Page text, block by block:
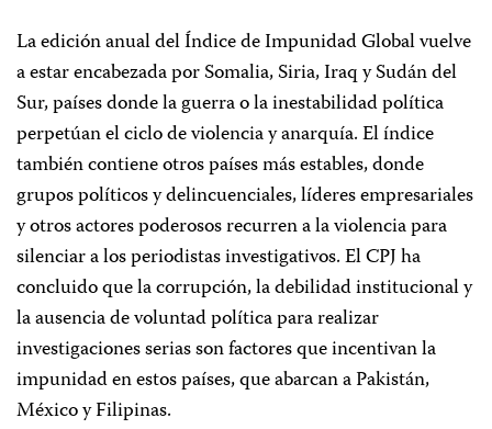
La edición anual del Índice de Impunidad Global vuelve
a estar encabezada por Somalia, Siria, Iraq y Sudán del
Sur, países donde la guerra o la inestabilidad política
perpetúan el ciclo de violencia y anarquía. El índice
también contiene otros países más estables, donde
grupos políticos y delincuenciales, líderes empresariales
y otros actores poderosos recurren a la violencia para
silenciar a los periodistas investigativos. El CPJ ha
concluido que la corrupción, la debilidad institucional y
la ausencia de voluntad política para realizar
investigaciones serias son factores que incentivan la
impunidad en estos países, que abarcan a Pakistán,
México y Filipinas.